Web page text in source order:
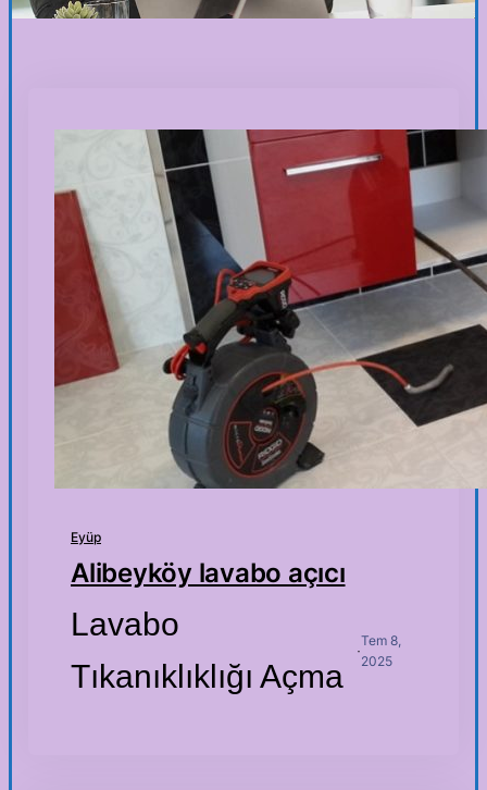
Eyüp
Alibeyköy lavabo açıcı
Lavabo
Tıkanıklıklığı Açma
·
Tem 8,
2025